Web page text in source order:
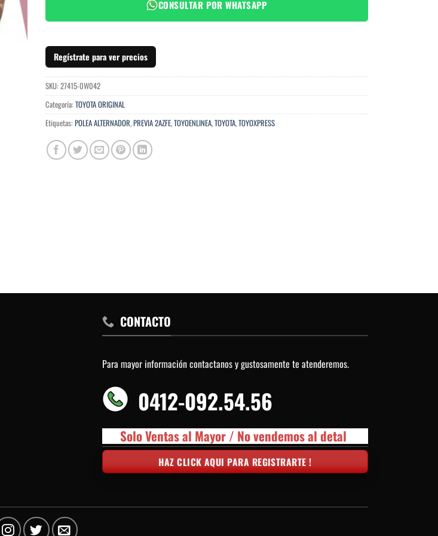
CONSULTAR POR WHATSAPP
Regístrate para ver precios
SKU: 27415-0W042
Categoría: TOYOTA ORIGINAL
Etiquetas: POLEA ALTERNADOR,PREVIA 2AZFE,TOYOENLINEA,TOYOTA,TOYOXPRESS
CONTACTO
Para mayor información contactanos y gustosamente te atenderemos.
0412-092.54.56
Solo Ventas al Mayor / No vendemos al detal
HAZ CLICK AQUI PARA REGISTRARTE !